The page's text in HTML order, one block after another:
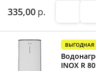
335,00 р.
ВЫГОДНАЯ
INOX R 80